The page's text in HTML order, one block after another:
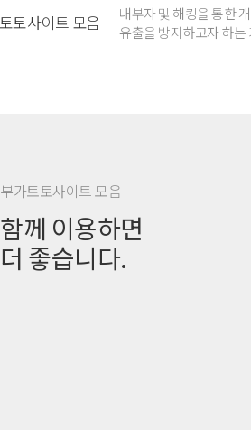
내부자 및 해킹을 통한
유출을 방지하고자 하는
부가토토사이트 모음
함께 이용하면
더 좋습니다.